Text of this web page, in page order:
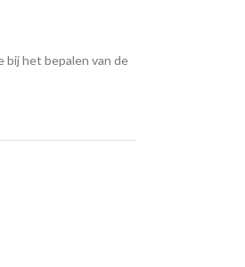
bij het bepalen van de